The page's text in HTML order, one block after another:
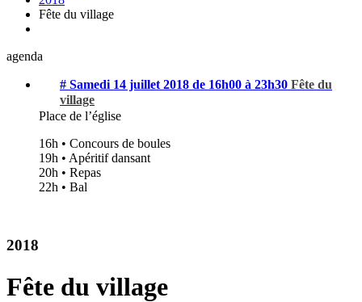
Fête du village
agenda
# Samedi 14 juillet 2018 de 16h00 à 23h30 Fête du
village
Place de l’église
16h • Concours de boules
19h • Apéritif dansant
20h • Repas
22h • Bal
2018
Fête du village